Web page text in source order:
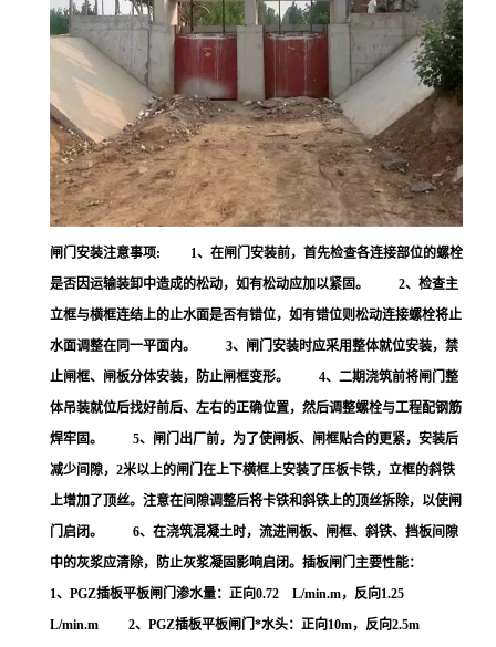
闸门安装注意事项: 1、在闸门安装前，首先检查各连接部位的螺栓
是否因运输装卸中造成的松动，如有松动应加以紧固。 2、检查主
立框与横框连结上的止水面是否有错位，如有错位则松动连接螺栓将止
水面调整在同一平面内。 3、闸门安装时应采用整体就位安装，禁
止闸框、闸板分体安装，防止闸框变形。 4、二期浇筑前将闸门整
体吊装就位后找好前后、左右的正确位置，然后调整螺栓与工程配钢筋
焊牢固。 5、闸门出厂前，为了使闸板、闸框贴合的更紧，安装后
减少间隙，2米以上的闸门在上下横框上安装了压板卡铁，立框的斜铁
上增加了顶丝。注意在间隙调整后将卡铁和斜铁上的顶丝拆除，以使闸
门启闭。 6、在浇筑混凝土时，流进闸板、闸框、斜铁、挡板间隙
中的灰浆应清除，防止灰浆凝固影响启闭。插板闸门主要性能：
1、PGZ插板平板闸门渗水量：正向0.72 L/min.m，反向1.25
L/min.m 2、PGZ插板平板闸门*水头：正向10m，反向2.5m